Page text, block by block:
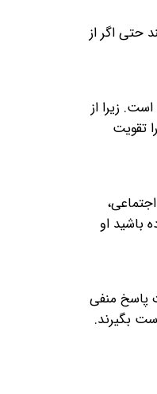
حتی اگر از
زیرا از
تقویت
باشید او
پاسخ منفی
بگیرند.